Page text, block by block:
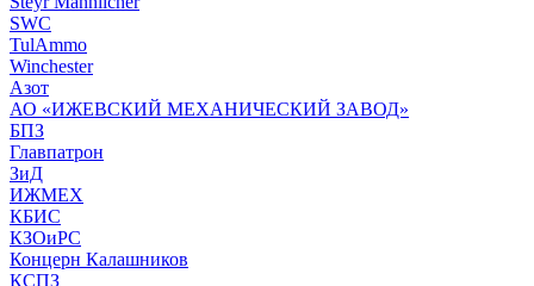
SWC
TulAmmo
Winchester
Азот
АО «ИЖЕВСКИЙ МЕХАНИЧЕСКИЙ ЗАВОД»
БПЗ
Главпатрон
ЗиД
ИЖМЕХ
КБИС
КЗОиРС
Концерн Калашников
КСПЗ